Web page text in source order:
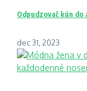
Odpudzovač kún
dec 31, 2023